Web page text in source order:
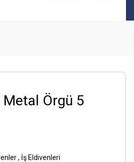
Metal Örgü 5
, İş Eldivenleri